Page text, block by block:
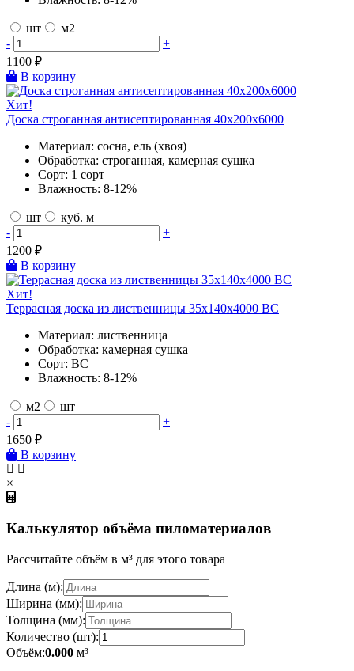
шт
м2
-
+
1100 ₽
В корзину
Хит!
Доска строганная антисептированная 40х200х6000
Материал: сосна, ель (хвоя)
Обработка: строганная, камерная сушка
Сорт: 1 сорт
Влажность: 8-12%
шт
куб. м
-
+
1200 ₽
В корзину
Хит!
Террасная доска из лиственницы 35х140х4000 BC
Материал: лиственница
Обработка: камерная сушка
Сорт: BC
Влажность: 8-12%
м2
шт
-
+
1650 ₽
В корзину
×
Калькулятор объёма пиломатериалов
Рассчитайте объём в м³ для этого товара
Длина (м):
Ширина (мм):
Толщина (мм):
Количество (шт):
Объём:0.000 м³